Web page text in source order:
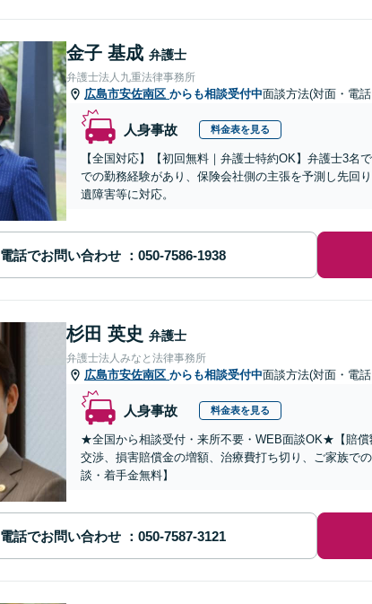
金子 基成 弁護士
弁護士法人九重法律事務所
広島市安佐南区 からも相談受付中面談方法(対面・電
人身事故 料金表を見る
【全国対応】【初回無料｜弁護士特約OK】弁護士3
での勤務経験があり、保険会社側の主張を予測し先回
遺障害等に対応。
電話でお問い合わせ
杉田 英史 弁護士
弁護士法人みなと法律事務所
広島市安佐南区 からも相談受付中面談方法(対面・電
人身事故 料金表を見る
★全国から相談受付・来所不要・WEB面談OK★【賠
交渉、損害賠償金の増額、治療費打ち切り、ご家族で
談・着手金無料】
電話でお問い合わせ